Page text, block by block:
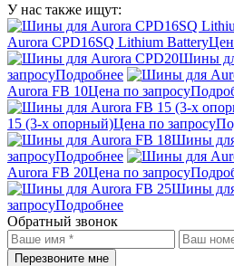
У нас также ищут:
Aurora CPD16SQ Lithium Battery
Шины
запросуПодробнее
Aurora FB 10Цена по запросу
15 (3-х опорный)Цена по запросу
Шины
запросуПодробнее
Aurora FB 20Цена по запросу
Шины
запросуПодробнее
Обратный звонок
Перезвоните мне